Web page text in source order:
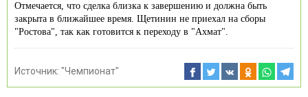
Отмечается, что сделка близка к завершению и должна быть
закрыта в ближайшее время. Щетинин не приехал на сборы
"Ростова", так как готовится к переходу в "Ахмат".
Источник: "Чемпионат"